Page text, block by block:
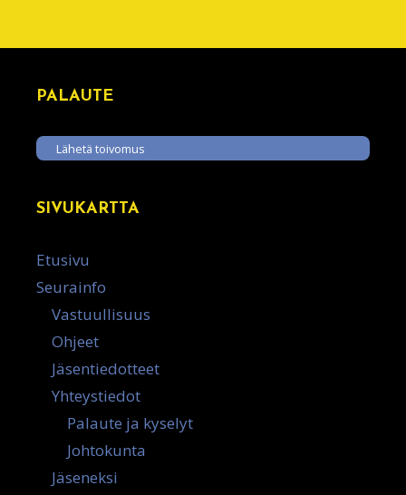
PALAUTE
Lähetä toivomus
SIVUKARTTA
Etusivu
Seurainfo
Vastuullisuus
Ohjeet
Jäsentiedotteet
Yhteystiedot
Palaute ja kyselyt
Johtokunta
Jäseneksi